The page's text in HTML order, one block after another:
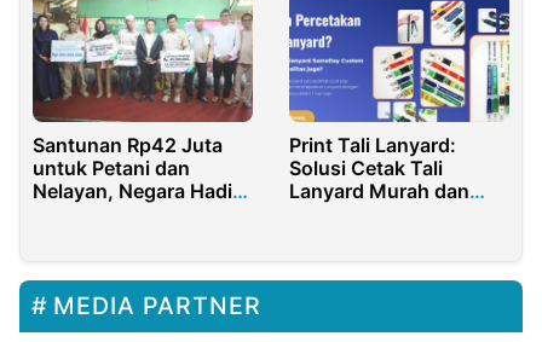
Santunan Rp42 Juta
untuk Petani dan
Nelayan, Negara Hadir
Print Tali Lanyard:
Solusi Cetak Tali
Lanyard Murah dan
MEDIA PARTNER